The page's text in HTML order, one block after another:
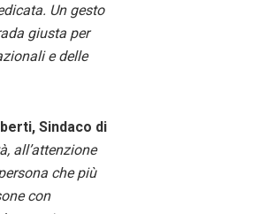
Un gesto
giusta per
e delle
Sindaco di
all’attenzione
che più
con